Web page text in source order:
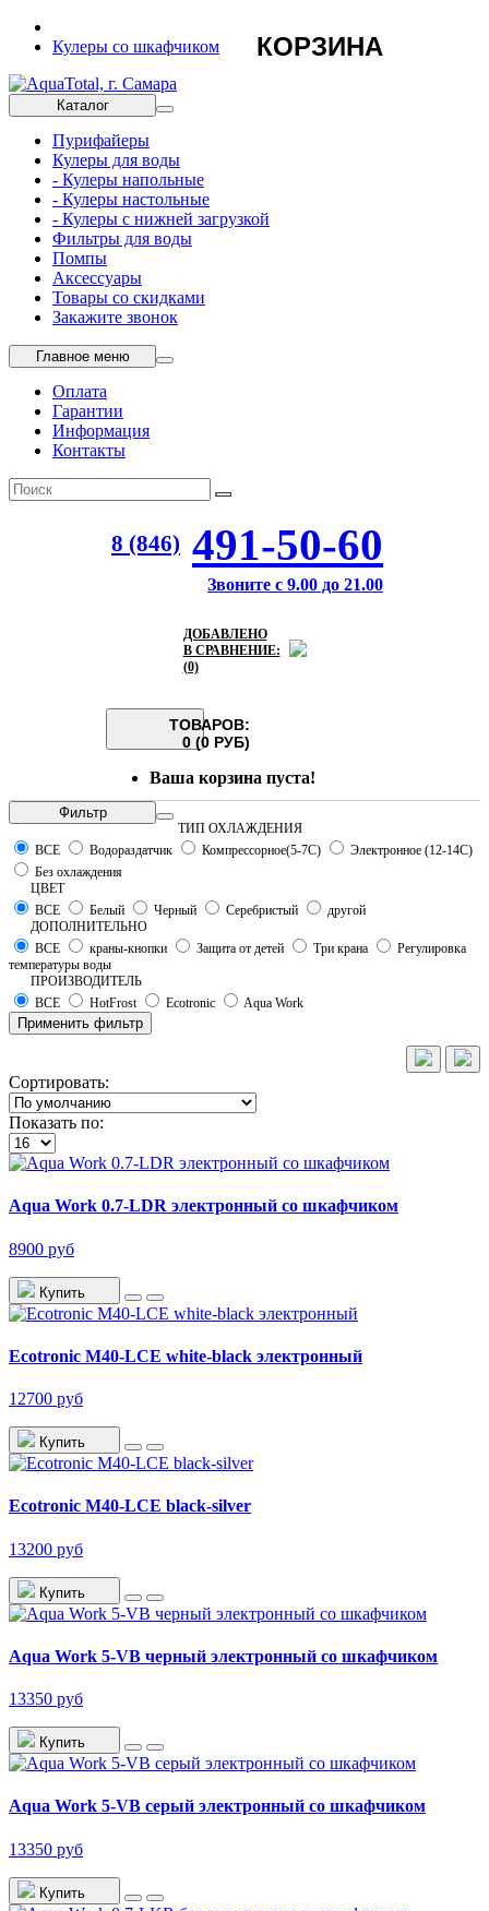
Кулеры со шкафчиком
Каталог
Пурифайеры
Кулеры для воды
- Кулеры напольные
- Кулеры настольные
- Кулеры с нижней загрузкой
Фильтры для воды
Помпы
Аксессуары
Товары со скидками
Закажите звонок
Главное меню
Оплата
Гарантии
Информация
Контакты
8 (846) 491-50-60
Звоните с 9.00 до 21.00
ДОБАВЛЕНО
В СРАВНЕНИЕ:
(0)
ТОВАРОВ:
0 (0 РУБ)
КОРЗИНА
Ваша корзина пуста!
Фильтр
ТИП ОХЛАЖДЕНИЯ
ВСЕ
Водораздатчик Компрессорное(5-7С)
Электронное (12-14С)
Без охлаждения
ЦВЕТ
ВСЕ
Белый Черный Серебристый
другой
ДОПОЛНИТЕЛЬНО
ВСЕ
краны-кнопки Защита от детей Три крана
Регулировка
температуры воды
ПРОИЗВОДИТЕЛЬ
ВСЕ
HotFrost Ecotronic Aqua Work
Применить фильтр
Сортировать:
Показать по:
Aqua Work 0.7-LDR электронный со шкафчиком
8900 руб
Купить
Ecotronic M40-LCE white-black электронный
12700 руб
Купить
Ecotronic M40-LCE black-silver
13200 руб
Купить
Aqua Work 5-VB черный электронный со шкафчиком
13350 руб
Купить
Aqua Work 5-VB серый электронный со шкафчиком
13350 руб
Купить